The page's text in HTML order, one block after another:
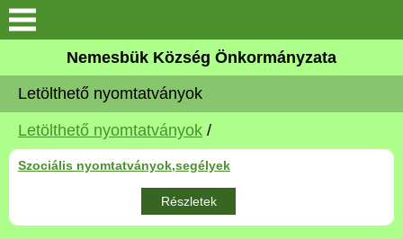
Keresés
Önkormányzat
Közös Önkormányzati
Hivatal
Nemesbük Község Önkormányzata
Letölthető nyomtatványok
Letölthető nyomtatványok /
Szociális nyomtatványok,segélyek
Részletek